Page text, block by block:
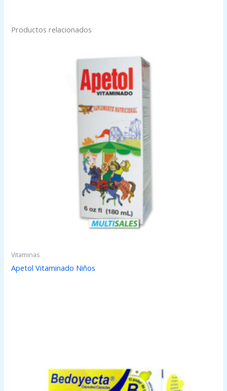
Productos relacionados
Vitaminas
Apetol Vitaminado Niños